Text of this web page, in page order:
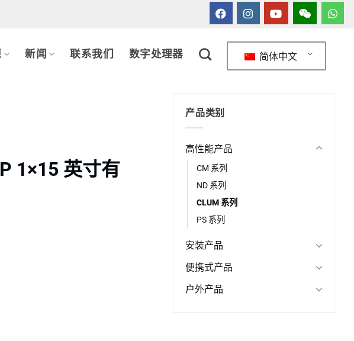
新闻 联系我们 数字处理器 简体中文
1×15 英寸有
产品类别
高性能产品
CM 系列
ND 系列
CLUM 系列
PS 系列
安装产品
便携式产品
户外产品